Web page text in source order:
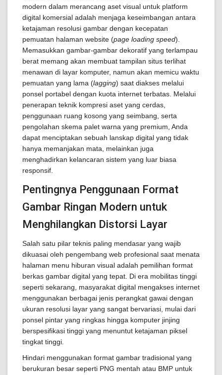
modern dalam merancang aset visual untuk platform
digital komersial adalah menjaga keseimbangan antara
ketajaman resolusi gambar dengan kecepatan
pemuatan halaman website (page loading speed).
Memasukkan gambar-gambar dekoratif yang terlampau
berat memang akan membuat tampilan situs terlihat
menawan di layar komputer, namun akan memicu waktu
pemuatan yang lama (lagging) saat diakses melalui
ponsel portabel dengan kuota internet terbatas. Melalui
penerapan teknik kompresi aset yang cerdas,
penggunaan ruang kosong yang seimbang, serta
pengolahan skema palet warna yang premium, Anda
dapat menciptakan sebuah lanskap digital yang tidak
hanya memanjakan mata, melainkan juga
menghadirkan kelancaran sistem yang luar biasa
responsif.
Pentingnya Penggunaan Format
Gambar Ringan Modern untuk
Menghilangkan Distorsi Layar
Salah satu pilar teknis paling mendasar yang wajib
dikuasai oleh pengembang web profesional saat menata
halaman menu hiburan visual adalah pemilihan format
berkas gambar digital yang tepat. Di era mobilitas tinggi
seperti sekarang, masyarakat digital mengakses internet
menggunakan berbagai jenis perangkat gawai dengan
ukuran resolusi layar yang sangat bervariasi, mulai dari
ponsel pintar yang ringkas hingga komputer jinjing
berspesifikasi tinggi yang menuntut ketajaman piksel
tingkat tinggi.
Hindari menggunakan format gambar tradisional yang
berukuran besar seperti PNG mentah atau BMP untuk